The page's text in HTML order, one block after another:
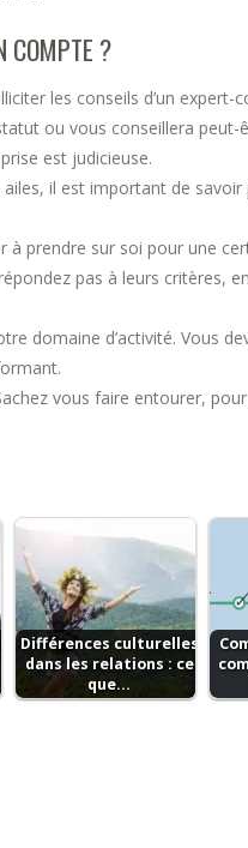
COMPTE ?
les conseils d’un
ou vous conseillera peut-
est judicieuse.
il est important de
prendre sur soi pour une
pas à leurs critères,
domaine d’activité. Vous
vous faire entourer,
Différences culturelles
dans les relations : ce
que…